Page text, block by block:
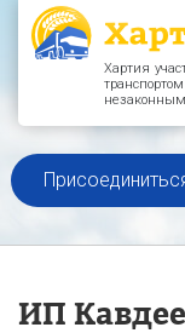
Хартия
незаконным
ИП